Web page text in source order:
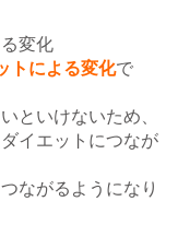
変化
トによる変化で
といけないため、
イエットにつなが
ながるようになり